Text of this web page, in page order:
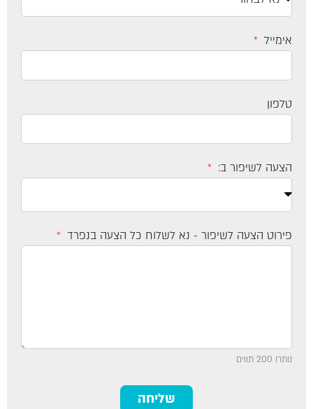
אימייל
טלפון
הצעה לשיפור ב:
פירוט הצעה לשיפור - נא לשלוח כל הצעה בנפרד
נותרו 200 תווים
שליחה